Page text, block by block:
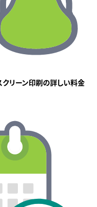
リーン印刷の詳しい料金